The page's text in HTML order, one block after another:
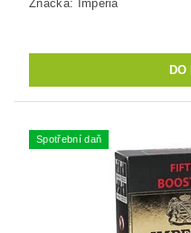
Značka: Imperia
Spotřební daň